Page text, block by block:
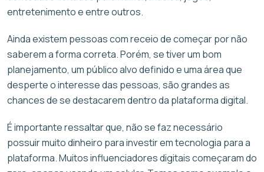
entretenimento e entre outros.
Ainda existem pessoas com receio de começar por não
saberem a forma correta. Porém, se tiver um bom
planejamento, um público alvo definido e uma área que
desperte o interesse das pessoas, são grandes as
chances de se destacarem dentro da plataforma digital.
É importante ressaltar que, não se faz necessário
possuir muito dinheiro para investir em tecnologia para a
plataforma. Muitos influenciadores digitais começaram do